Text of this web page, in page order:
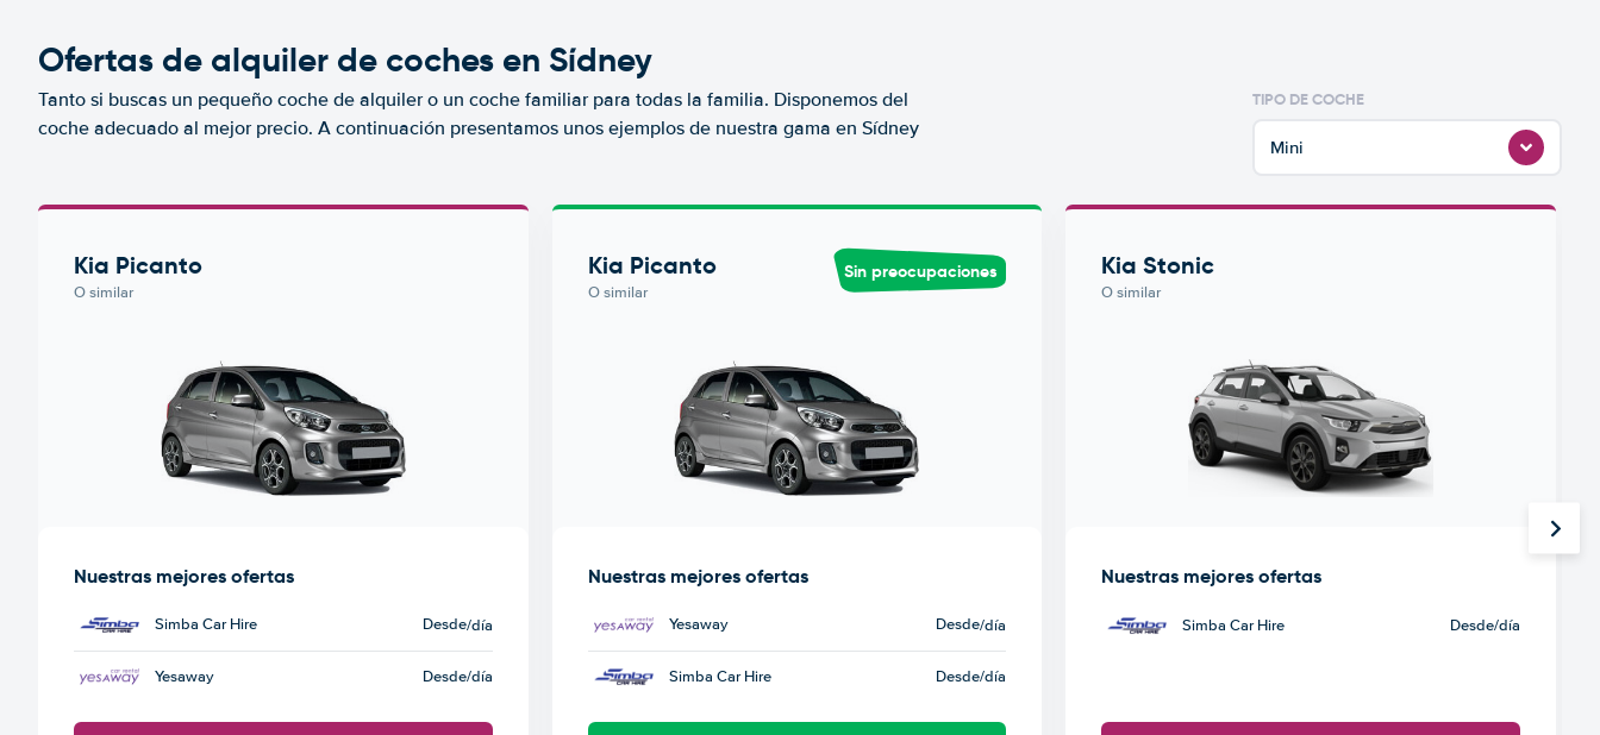
Ofertas de alquiler de coches en Sídney
Tanto si buscas un pequeño coche de alquiler o un coche familiar para todas la familia. Disponemos del
coche adecuado al mejor precio. A continuación presentamos unos ejemplos de nuestra gama en Sídney
TIPO DE COCHE
Mini
Kia Picanto
O similar
Nuestras mejores ofertas
Simba Car Hire Desde/día
Yesaway Desde/día
Kia Picanto
O similar
Sin preocupaciones
Nuestras mejores ofertas
Yesaway Desde/día
Simba Car Hire Desde/día
Kia Stonic
O similar
Nuestras mejores ofertas
Simba Car Hire Desde/día